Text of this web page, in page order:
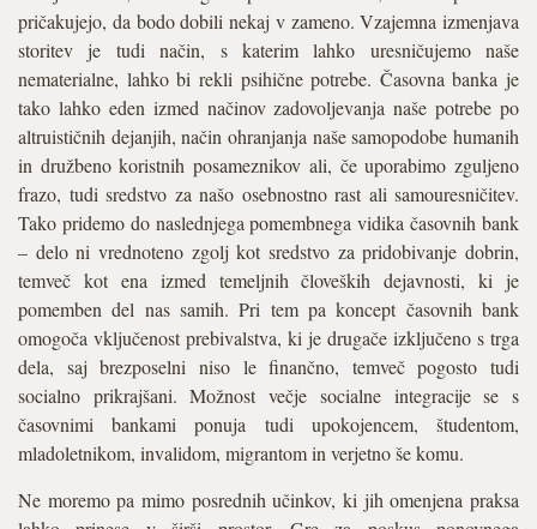
pričakujejo, da bodo dobili nekaj v zameno. Vzajemna izmenjava
storitev je tudi način, s katerim lahko uresničujemo naše
nematerialne, lahko bi rekli psihične potrebe. Časovna banka je
tako lahko eden izmed načinov zadovoljevanja naše potrebe po
altruističnih dejanjih, način ohranjanja naše samopodobe humanih
in družbeno koristnih posameznikov ali, če uporabimo zguljeno
frazo, tudi sredstvo za našo osebnostno rast ali samouresničitev.
Tako pridemo do naslednjega pomembnega vidika časovnih bank
– delo ni vrednoteno zgolj kot sredstvo za pridobivanje dobrin,
temveč kot ena izmed temeljnih človeških dejavnosti, ki je
pomemben del nas samih. Pri tem pa koncept časovnih bank
omogoča vključenost prebivalstva, ki je drugače izključeno s trga
dela, saj brezposelni niso le finančno, temveč pogosto tudi
socialno prikrajšani. Možnost večje socialne integracije se s
časovnimi bankami ponuja tudi upokojencem, študentom,
mladoletnikom, invalidom, migrantom in verjetno še komu.
Ne moremo pa mimo posrednih učinkov, ki jih omenjena praksa